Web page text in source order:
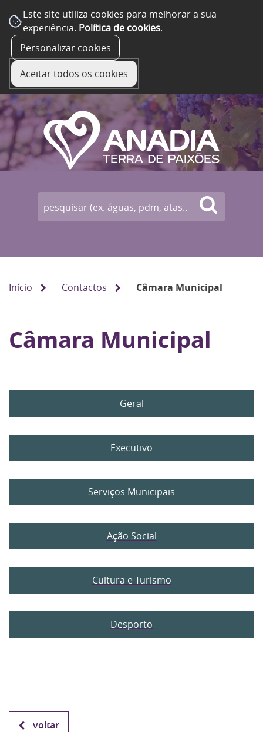
Este site utiliza cookies para melhorar a sua
experiência. Política de cookies.
Personalizar cookies
Aceitar todos os cookies
Início Contactos Câmara Municipal
Câmara Municipal
Geral
Executivo
Serviços Municipais
Ação Social
Cultura e Turismo
Desporto
voltar